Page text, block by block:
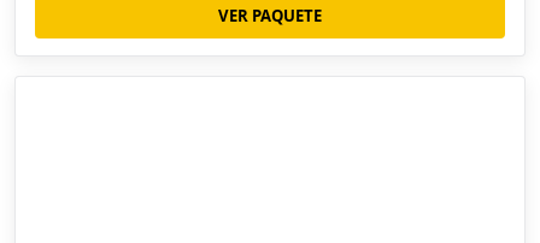
VER PAQUETE